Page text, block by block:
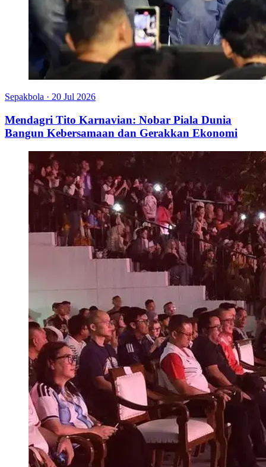
Sepakbola · 20 Jul 2026
Mendagri Tito Karnavian: Nobar Piala Dunia
Bangun Kebersamaan dan Gerakkan Ekonomi